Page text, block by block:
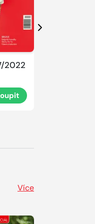
2022
Další
Více